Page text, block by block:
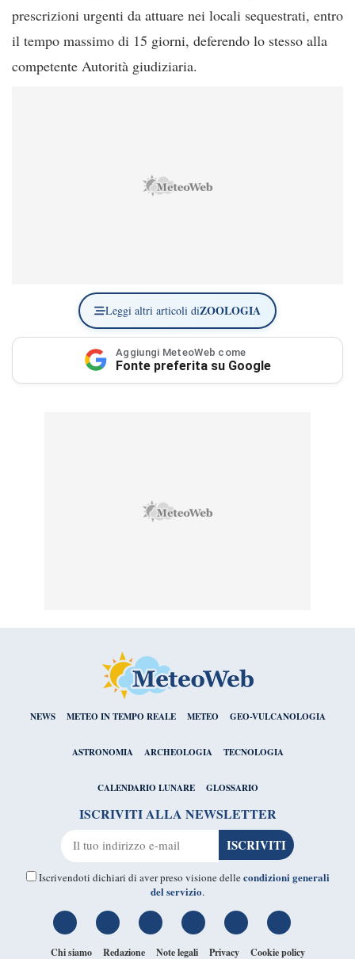
prescrizioni urgenti da attuare nei locali sequestrati, entro
il tempo massimo di 15 giorni, deferendo lo stesso alla
competente Autorità giudiziaria.
Leggi altri articoli diZOOLOGIA
Aggiungi MeteoWeb come
Fonte preferita su Google
NEWS METEO IN TEMPO REALE METEO GEO-VULCANOLOGIA
ASTRONOMIA ARCHEOLOGIA TECNOLOGIA
CALENDARIO LUNARE GLOSSARIO
ISCRIVITI ALLA NEWSLETTER
Iscrivendoti dichiari di aver preso visione dellecondizioni generali
del servizio.
Chi siamo Redazione Note legali Privacy Cookie policy